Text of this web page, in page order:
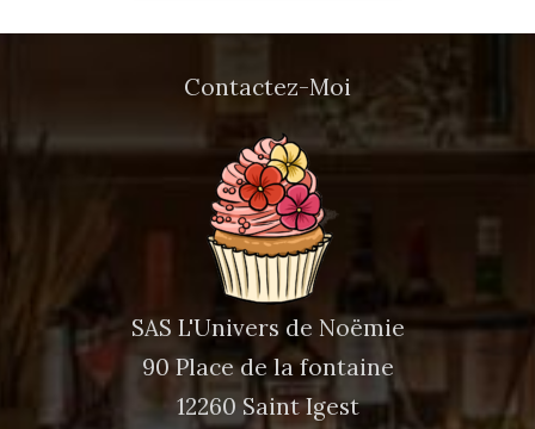
Contactez-Moi
SAS L'Univers de Noëmie
90 Place de la fontaine
12260 Saint Igest